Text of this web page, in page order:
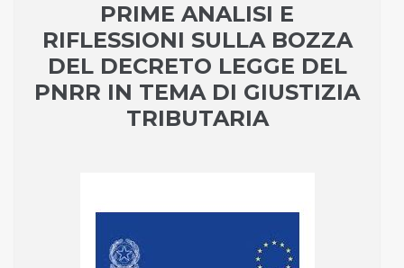
PRIME ANALISI E
RIFLESSIONI SULLA BOZZA
DEL DECRETO LEGGE DEL
PNRR IN TEMA DI GIUSTIZIA
TRIBUTARIA